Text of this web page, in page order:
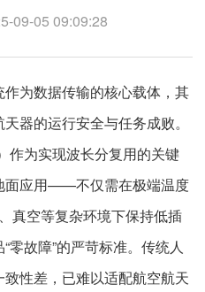
09-05 09:09:28
为数据传输的核心载体，其
器的运行安全与任务成败。
作为实现波长分复用的关键
面应用——不仅需在极端温度
真空等复杂环境下保持低插
零故障”的严苛标准。传统人
性差，已难以适配航空航天